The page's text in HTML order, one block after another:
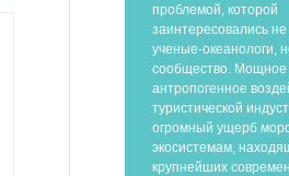
проблемой, которой
заинтересовались не
ученые-океанологи,
сообщество. Мощное
антропогенное
туристической
огромный ущерб
экосистемам,
крупнейших